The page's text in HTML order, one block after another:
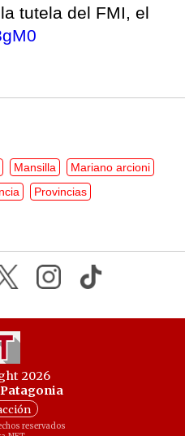
tutela del FMI, el
Mansilla
Mariano arcioni
Provincias
2026
reservados